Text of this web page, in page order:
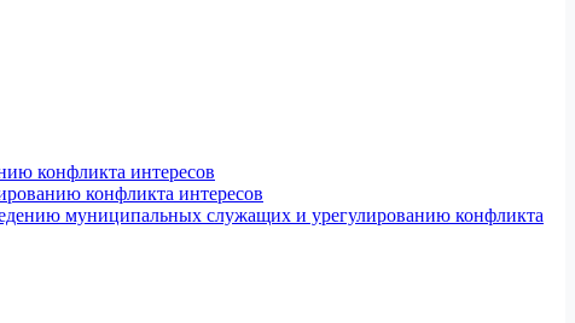
конфликта интересов
конфликта интересов
муниципальных служащих и урегулированию конфликта